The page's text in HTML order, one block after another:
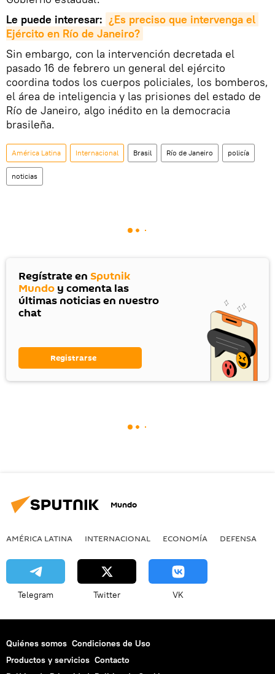
Le puede interesar: ¿Es preciso que intervenga el
Ejército en Río de Janeiro?
Sin embargo, con la intervención decretada el
pasado 16 de febrero un general del ejército
coordina todos los cuerpos policiales, los bomberos,
el área de inteligencia y las prisiones del estado de
Río de Janeiro, algo inédito en la democracia
brasileña.
América Latina Internacional Brasil Río de Janeiro policía
noticias
Regístrate en Sputnik
Mundo y comenta las
últimas noticias en nuestro
chat
Registrarse
Mundo
AMÉRICA LATINA INTERNACIONAL ECONOMÍA DEFENSA
Telegram Twitter VK
Quiénes somos Condiciones de Uso
Productos y servicios Contacto